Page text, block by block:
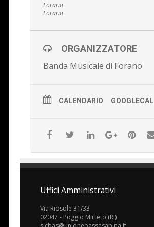
Forano
Forano
ORGANIZZATORE
Banda Musicale di Forano
CALENDARIO GOOGLECAL
Uffici Amministrativi
Via Riosole 31/33
02047 - Poggio Mirteto (RI)